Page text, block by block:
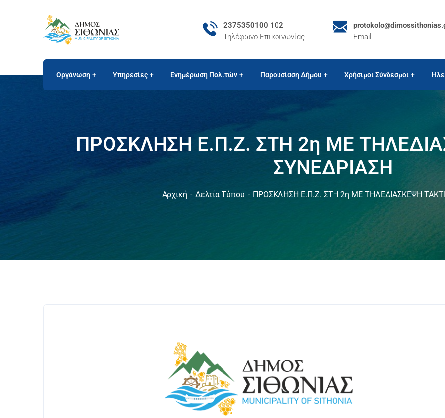
2375350100 102
Τηλέφωνο Επικοινωνίας
Email
Οργάνωση Υπηρεσίες Ενημέρωση Πολιτών Παρουσίαση Δήμου Χρήσιμοι Σύνδεσμοι
ΠΡΟΣΚΛΗΣΗ Ε.Π.Ζ. ΣΤΗ 2η ΜΕ
ΣΥΝΕΔΡΙΑΣΗ
Αρχική Δελτία Τύπου ΠΡΟΣΚΛΗΣΗ Ε.Π.Ζ. ΣΤΗ 2η ΜΕ ΤΗΛΕΔΙΑΣΚΕΨΗ